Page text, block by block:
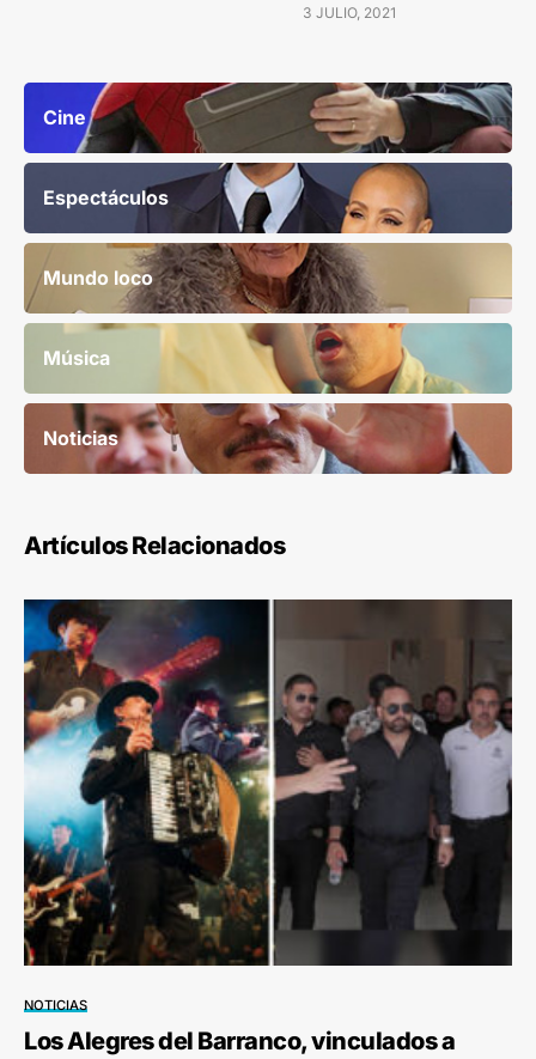
3 JULIO, 2021
Cine
Espectáculos
Mundo loco
Música
Noticias
Artículos Relacionados
NOTICIAS
Los Alegres del Barranco, vinculados a